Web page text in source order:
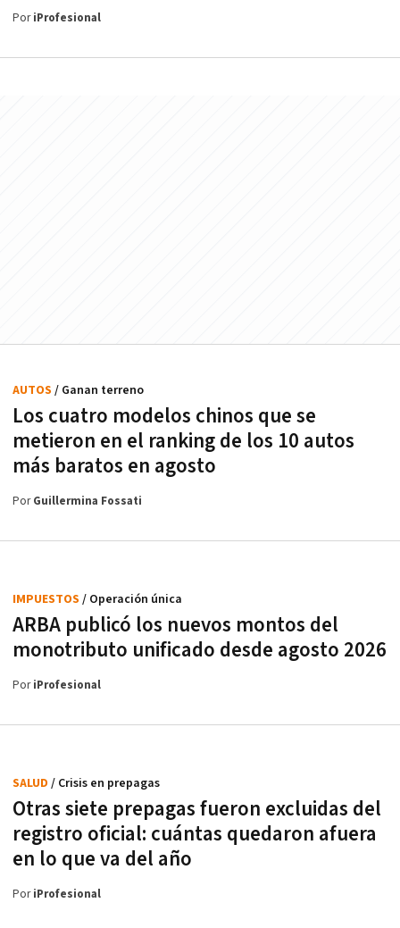
PoriProfesional
Los cuatro modelos chinos que se
metieron en el ranking de los 10 autos
más baratos en agosto
AUTOS / Ganan terreno
PorGuillermina Fossati
ARBA publicó los nuevos montos del
monotributo unificado desde agosto 2026
IMPUESTOS / Operación única
PoriProfesional
Otras siete prepagas fueron excluidas del
registro oficial: cuántas quedaron afuera
en lo que va del año
SALUD / Crisis en prepagas
PoriProfesional